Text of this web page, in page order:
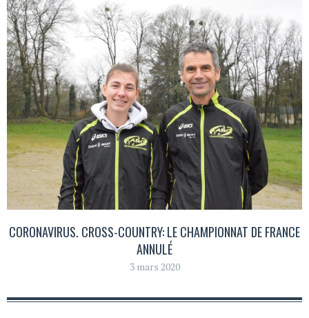
CORONAVIRUS. CROSS-COUNTRY: LE CHAMPIONNAT DE FRANCE
ANNULÉ
3 mars 2020